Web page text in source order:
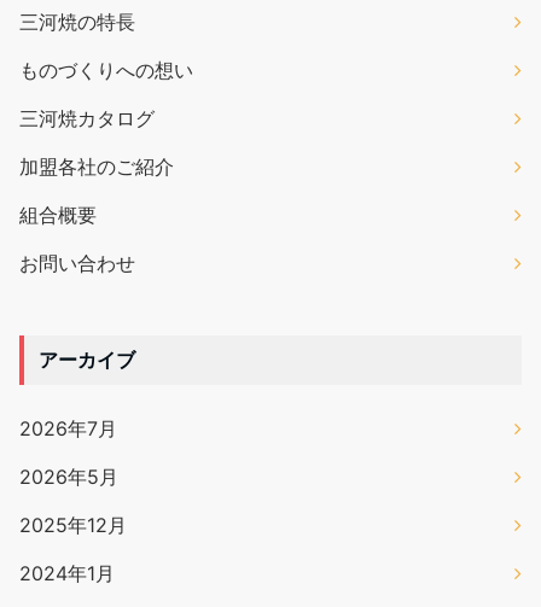
三河焼の特長
ものづくりへの想い
三河焼カタログ
加盟各社のご紹介
組合概要
お問い合わせ
アーカイブ
2026年7月
2026年5月
2025年12月
2024年1月